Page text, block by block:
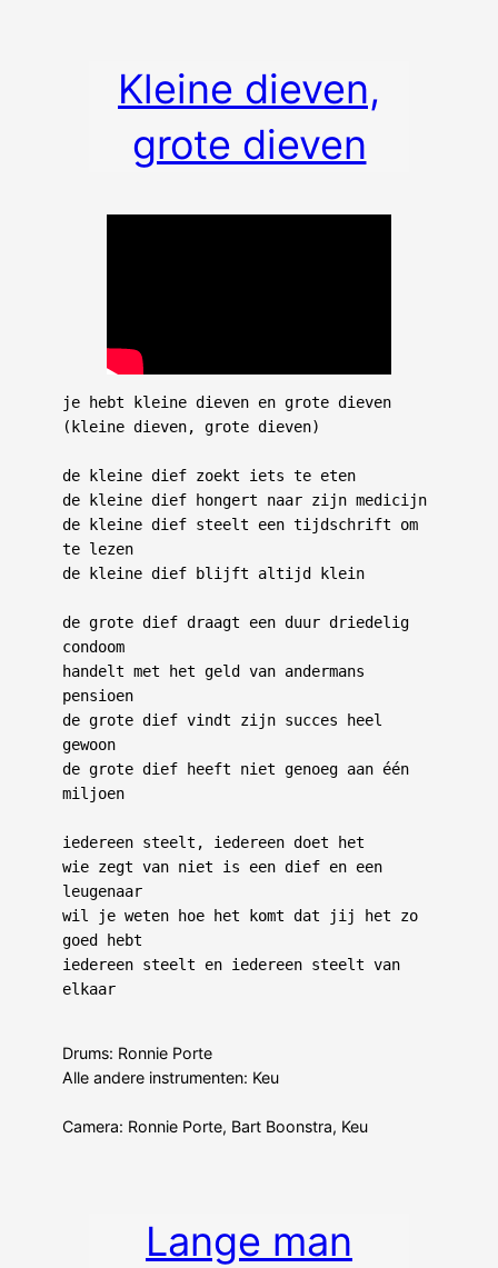
Kleine dieven,
grote dieven
je hebt kleine dieven en grote dieven
(kleine dieven, grote dieven)
de kleine dief zoekt iets te eten
de kleine dief hongert naar zijn medicijn
de kleine dief steelt een tijdschrift om
te lezen
de kleine dief blijft altijd klein
de grote dief draagt een duur driedelig
condoom
handelt met het geld van andermans
pensioen
de grote dief vindt zijn succes heel
gewoon
de grote dief heeft niet genoeg aan één
miljoen
iedereen steelt, iedereen doet het
wie zegt van niet is een dief en een
leugenaar
wil je weten hoe het komt dat jij het zo
goed hebt
iedereen steelt en iedereen steelt van
elkaar
Drums: Ronnie Porte
Alle andere instrumenten: Keu
Camera: Ronnie Porte, Bart Boonstra, Keu
Lange man